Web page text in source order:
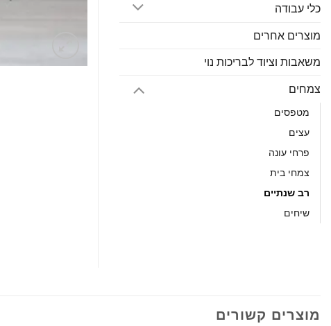
כלי עבודה
מוצרים אחרים
משאבות וציוד לבריכות נוי
צמחים
מטפסים
עצים
פרחי עונה
צמחי בית
רב שנתיים
שיחים
מוצרים קשורים